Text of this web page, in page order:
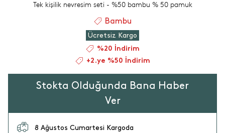
Tek kişilik nevresim seti - %50 bambu % 50 pamuk
Bambu
Ücretsiz Kargo
%20 İndirim
+2.ye %50 İndirim
Stokta Olduğunda Bana Haber
Ver
8 Ağustos Cumartesi Kargoda